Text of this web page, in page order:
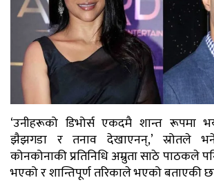
‘उनीहरूको डिभोर्स एकदमै शान्त रूपमा
झैझगडा र तनाव देखाएनन्,’ स्रोतले
कोनकोनाकी प्रतिनिधि अम्रुता साठे पाठकले
भएको र शान्तिपूर्ण तरिकाले भएको बताएकी